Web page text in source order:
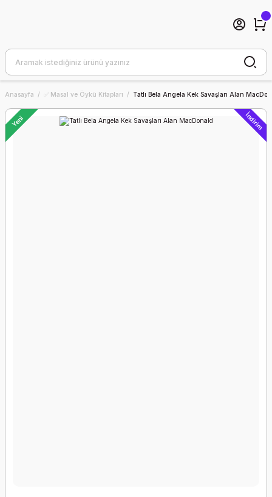
Anasayfa ✅ Masal ve Öykü Kitapları Tatlı Bela Angela Kek Savaşları Alan
Yeni İndirim